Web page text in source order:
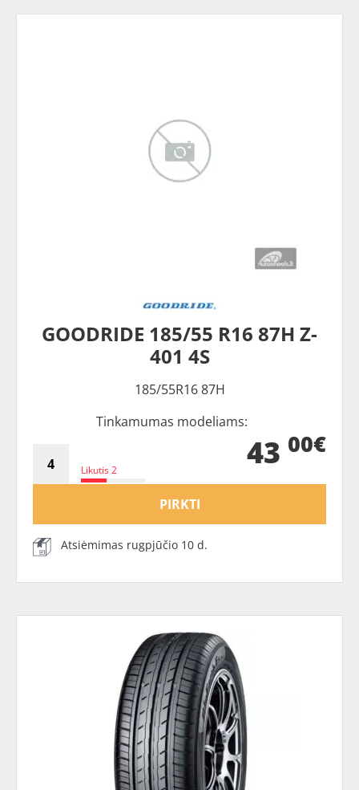
GOODRIDE 185/55 R16 87H Z-
401 4S
185/55R16 87H
Tinkamumas modeliams:
Likutis 2 43 00€
PIRKTI
Atsiėmimas rugpjūčio 10 d.